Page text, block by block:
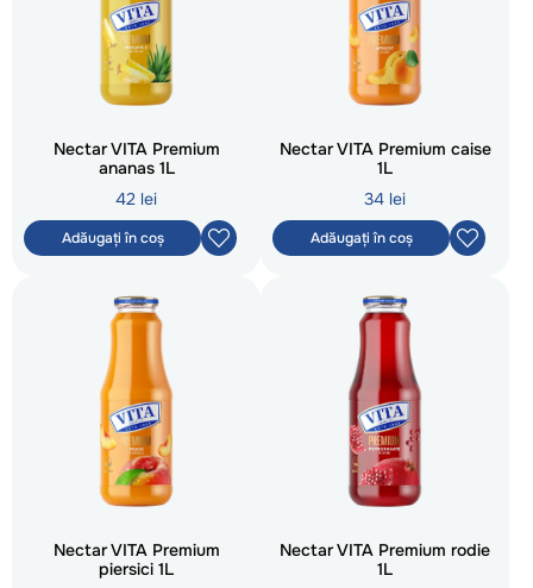
Nectar VITA Premium
ananas 1L
42 lei
Adăugați în coș
Nectar VITA Premium caise
1L
34 lei
Adăugați în coș
Nectar VITA Premium
piersici 1L
Nectar VITA Premium rodie
1L